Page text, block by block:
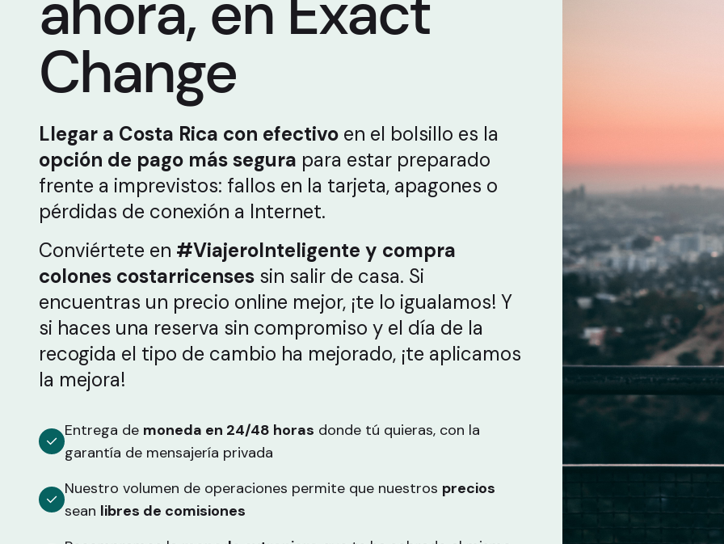
Change
Llegar a Costa Rica con efectivo en el bolsillo es la
opción de pago más segura para estar preparado
frente a imprevistos: fallos en la tarjeta, apagones o
pérdidas de conexión a Internet.
Conviértete en #ViajeroInteligente y compra
colones costarricenses sin salir de casa. Si
encuentras un precio online mejor, ¡te lo igualamos! Y
si haces una reserva sin compromiso y el día de la
recogida el tipo de cambio ha mejorado, ¡te aplicamos
la mejora!
Entrega de moneda en 24/48 horas donde tú quieras, con la
garantía de mensajería privada
Nuestro volumen de operaciones permite que nuestros precios
sean libres de comisiones